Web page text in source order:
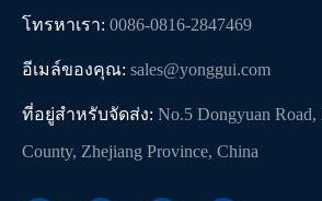
โทรหาเรา: 0086-0816-2847469
อีเมล์ของคุณ: sales@yonggui.com
ที่อยู่สำหรับจัดส่ง: No.5 Dongyuan Road,
County, Zhejiang Province, China